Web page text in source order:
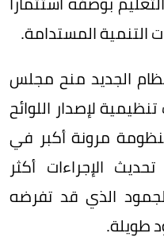
التنمية المستدامة.
الجديد منح مجلس
لإصدار اللوائح
مرونة أكبر في
الإجراءات أكثر
الذي قد تفرضه
طويلة.